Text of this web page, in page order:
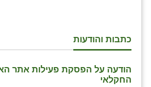
כתבות והודעות
הודעה על הפסקת פעילות אתר
החקלאי